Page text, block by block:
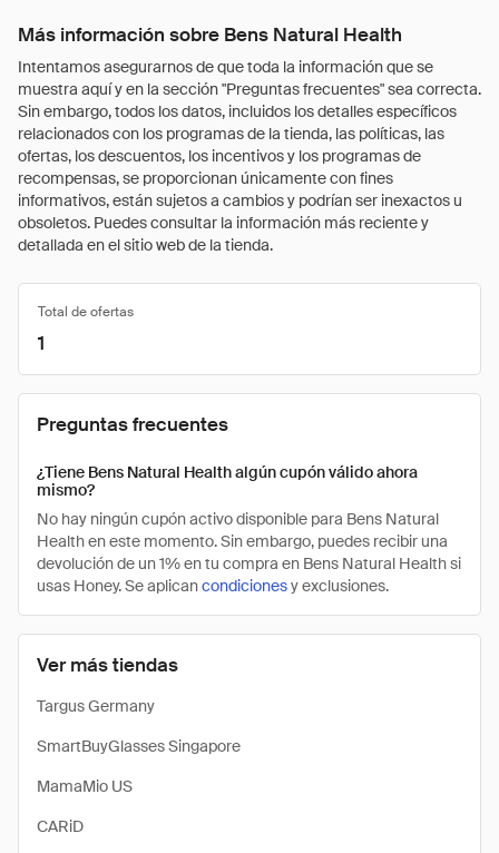
Más información sobre Bens Natural Health
Intentamos asegurarnos de que toda la información que se
muestra aquí y en la sección "Preguntas frecuentes" sea correcta.
Sin embargo, todos los datos, incluidos los detalles específicos
relacionados con los programas de la tienda, las políticas, las
ofertas, los descuentos, los incentivos y los programas de
recompensas, se proporcionan únicamente con fines
informativos, están sujetos a cambios y podrían ser inexactos u
obsoletos. Puedes consultar la información más reciente y
detallada en el sitio web de la tienda.
Ver más tiendas
Targus Germany
SmartBuyGlasses Singapore
MamaMio US
CARiD
Total de ofertas
1
Preguntas frecuentes
¿Tiene Bens Natural Health algún cupón válido ahora
mismo?
No hay ningún cupón activo disponible para Bens Natural
Health en este momento. Sin embargo, puedes recibir una
devolución de un 1% en tu compra en Bens Natural Health si
usas Honey. Se aplicancondicionesy exclusiones.